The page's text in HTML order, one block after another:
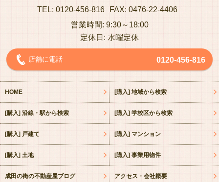
TEL: 0120-456-816
FAX: 0476-22-4406
営業時間: 9:30～18:00
定休日: 水曜定休
店舗に電話 0120-456-816
HOME [購入] 地域から検索
[購入] 沿線・駅から検索 [購入] 学校区から検索
[購入] 戸建て [購入] マンション
[購入] 土地 [購入] 事業用物件
成田の街の不動産屋ブログ アクセス・会社概要